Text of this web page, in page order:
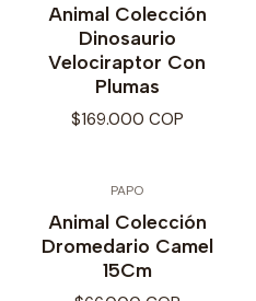
Animal Colección
Dinosaurio
Velociraptor Con
Plumas
$169.000 COP
PAPO
Animal Colección
Dromedario Camel
15Cm